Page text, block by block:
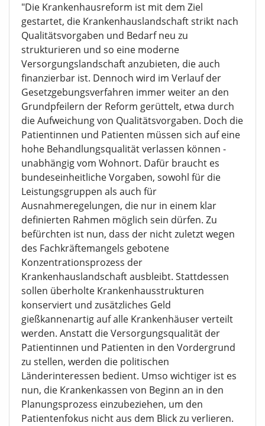
"Die Krankenhausreform ist mit dem Ziel
gestartet, die Krankenhauslandschaft strikt nach
Qualitätsvorgaben und Bedarf neu zu
strukturieren und so eine moderne
Versorgungslandschaft anzubieten, die auch
finanzierbar ist. Dennoch wird im Verlauf der
Gesetzgebungsverfahren immer weiter an den
Grundpfeilern der Reform gerüttelt, etwa durch
die Aufweichung von Qualitätsvorgaben. Doch die
Patientinnen und Patienten müssen sich auf eine
hohe Behandlungsqualität verlassen können -
unabhängig vom Wohnort. Dafür braucht es
bundeseinheitliche Vorgaben, sowohl für die
Leistungsgruppen als auch für
Ausnahmeregelungen, die nur in einem klar
definierten Rahmen möglich sein dürfen. Zu
befürchten ist nun, dass der nicht zuletzt wegen
des Fachkräftemangels gebotene
Konzentrationsprozess der
Krankenhauslandschaft ausbleibt. Stattdessen
sollen überholte Krankenhausstrukturen
konserviert und zusätzliches Geld
gießkannenartig auf alle Krankenhäuser verteilt
werden. Anstatt die Versorgungsqualität der
Patientinnen und Patienten in den Vordergrund
zu stellen, werden die politischen
Länderinteressen bedient. Umso wichtiger ist es
nun, die Krankenkassen von Beginn an in den
Planungsprozess einzubeziehen, um den
Patientenfokus nicht aus dem Blick zu verlieren.